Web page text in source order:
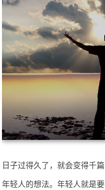
日子过得久了，就会变得千
年轻人的想法。年轻人就是